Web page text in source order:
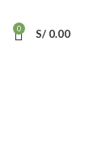
0 S/ 0.00